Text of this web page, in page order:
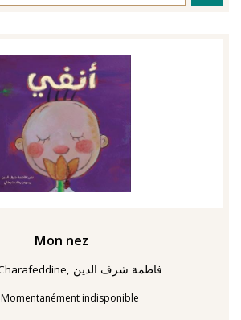
Mon nez
Fatima Charafeddine, فاطمة شرف الدين
Délais de livraison
Momentanément indisponible